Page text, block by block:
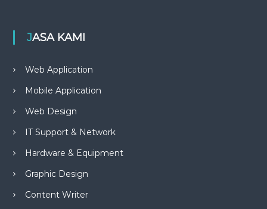
JASA KAMI
Web Application
Mobile Application
Web Design
IT Support & Network
Hardware & Equipment
Graphic Design
Content Writer